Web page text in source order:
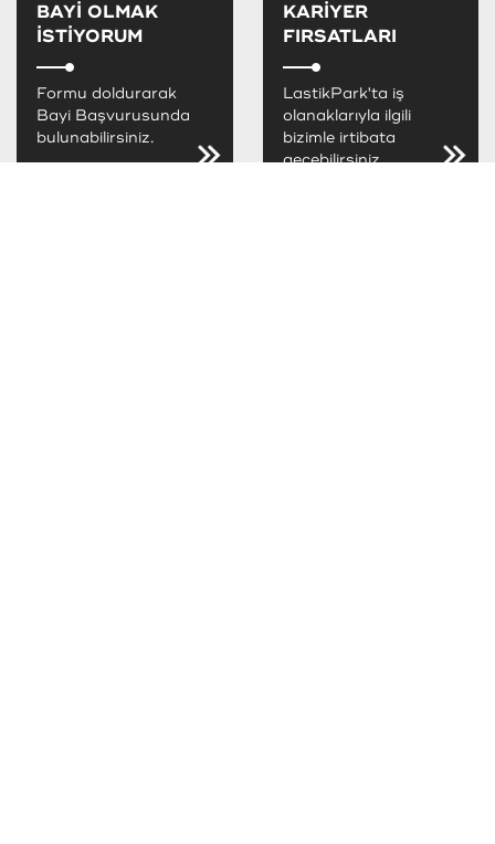
BAYİ OLMAK
İSTİYORUM
Formu doldurarak
Bayi Başvurusunda
bulunabilirsiniz.
KARİYER
FIRSATLARI
LastikPark'ta iş
olanaklarıyla ilgili
bizimle irtibata
geçebilirsiniz.